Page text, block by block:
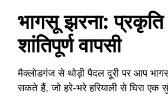
भागसू झरना:
शांतिपूर्ण वापसी
मैक्लोडगंज से थोड़ी पैदल दूरी पर आप
सकते हैं, जो हरे-भरे हरियाली से घिरा एक